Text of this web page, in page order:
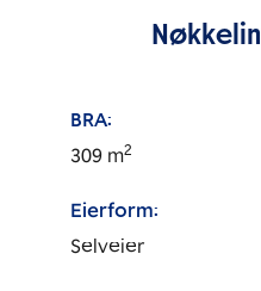
BRA:
309 m2
Eierform:
Selveier